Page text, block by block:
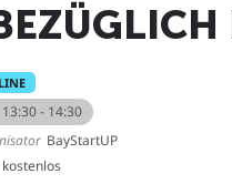
13:30 - 14:30
BayStartUP
kostenlos